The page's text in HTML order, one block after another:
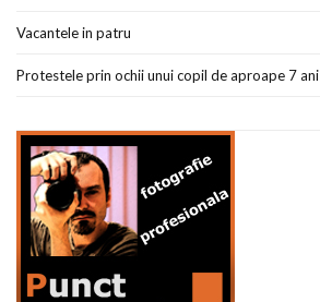
Vacantele in patru
Protestele prin ochii unui copil de aproape 7 ani